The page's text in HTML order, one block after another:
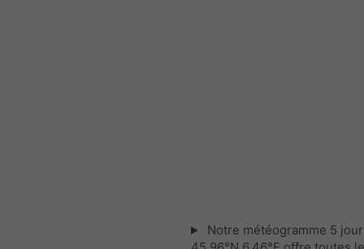
Notre météogramme 5